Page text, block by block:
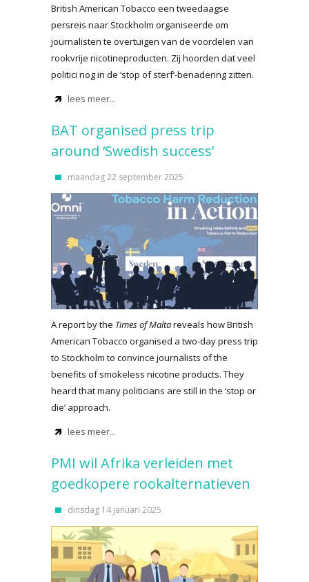
British American Tobacco een tweedaagse
persreis naar Stockholm organiseerde om
journalisten te overtuigen van de voordelen van
rookvrije nicotineproducten. Zij hoorden dat veel
politici nog in de ‘stop of sterf’-benadering zitten.
lees meer...
BAT organised press trip
around ‘Swedish success’
maandag 22 september 2025
A report by the Times of Maltareveals how British
American Tobacco organised a two-day press trip
to Stockholm to convince journalists of the
benefits of smokeless nicotine products. They
heard that many politicians are still in the ‘stop or
die’ approach.
lees meer...
PMI wil Afrika verleiden met
goedkopere rookalternatieven
dinsdag 14 januari 2025